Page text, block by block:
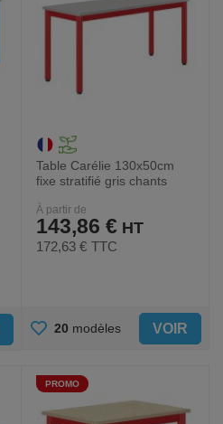
Table Carélie 130x50cm
fixe stratifié gris chants
À partir de
143,86 €
172,63 € TTC
AJOUTER
FAVORIS
20 modèles VOIR
PROMO